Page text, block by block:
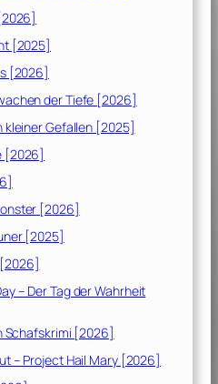
[2025]
[2026]
der Tiefe [2026]
kleiner Gefallen [2025]
[2026]
[2026]
[2025]
– Der Tag der Wahrheit
Schafskrimi [2026]
– Project Hail Mary [2026]